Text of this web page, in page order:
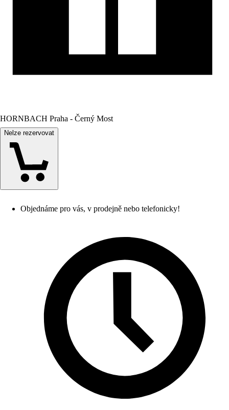
HORNBACH Praha - Černý Most
Nelze rezervovat
Objednáme pro vás, v prodejně nebo telefonicky!